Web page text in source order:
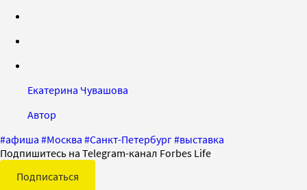
Екатерина Чувашова
Автор
#афиша #Москва #Санкт-Петербург#выставка
Подпишитесь на Telegram-канал Forbes Life
Подписаться